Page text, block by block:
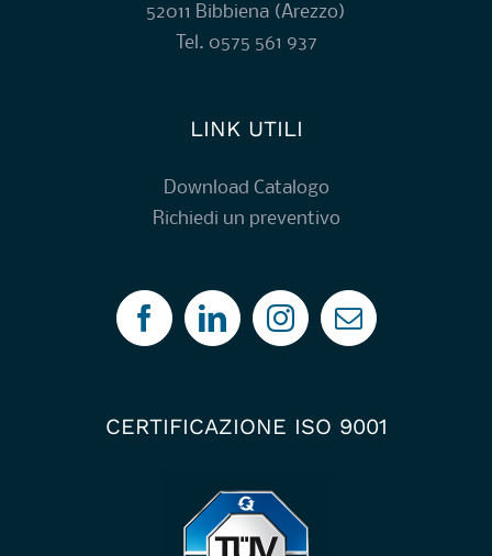
52011 Bibbiena (Arezzo)
Tel. 0575 561 937
LINK UTILI
Download Catalogo
Richiedi un preventivo
CERTIFICAZIONE ISO 9001